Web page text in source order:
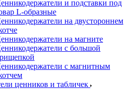
и подставки под
L-образные
на двустороннем
на магните
с большой
с магнитным
ценников и табличек